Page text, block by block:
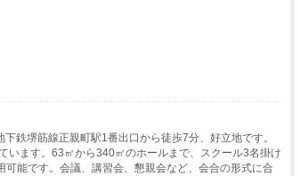
鉄堺筋線正親町駅1番出口から徒歩7分、好立地です。
います。63㎡から340㎡のホールまで、スクール3名掛け
可能です。会議、講習会、懇親会など、会合の形式に合